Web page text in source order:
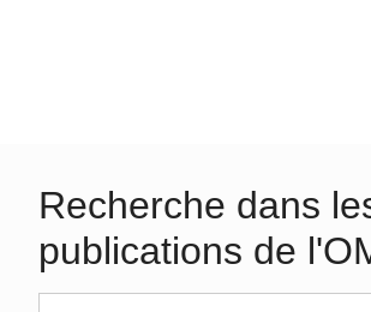
Recherche dans
publications de